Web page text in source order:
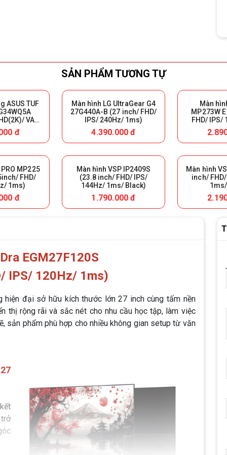
SẢN PHẨM TƯƠNG TỰ
ASUS TUF
VA/
1500R)
đ
Màn hình LG UltraGear G4
27G440A-B (27 inch/ FHD/
IPS/ 240Hz/ 1ms)
4.390.000 đ
Màn
MP273W
FHD/ IPS/
Màu
MP225
FHD/
1ms)
đ
Màn hình VSP IP2409S
(23.8 inch/ FHD/ IPS/
144Hz/ 1ms/ Black)
1.790.000 đ
Màn hình
inch/
EGM27F120S
IPS/ 120Hz/ 1ms)
hiện đại sở hữu kích thước lớn 27 inch cùng tấm nền
thị rộng rãi và sắc nét cho nhu cầu học tập, làm việc
sản phẩm phù hợp cho nhiều không gian setup từ văn